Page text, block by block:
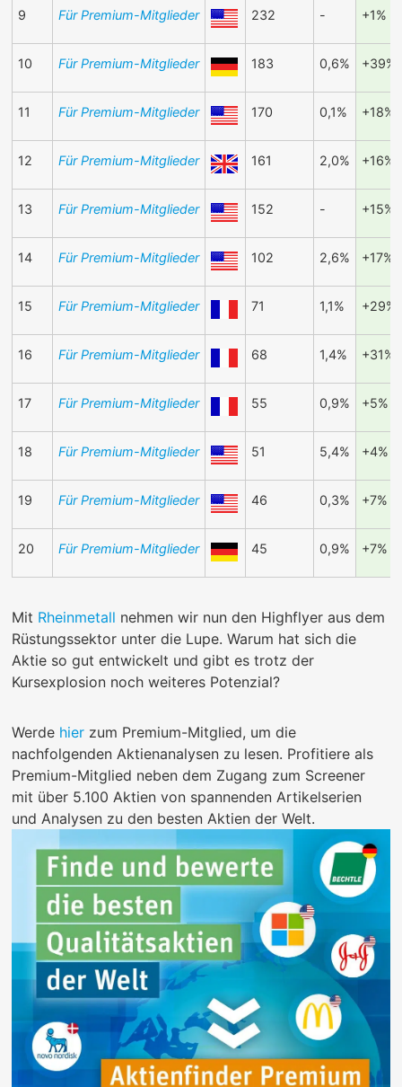
9 Für Premium-Mitglieder 232 - +1%
10 Für Premium-Mitglieder 183 0,6% +39%
11 Für Premium-Mitglieder 170 0,1% +18%
12 Für Premium-Mitglieder 161 2,0% +16%
13 Für Premium-Mitglieder 152 - +15%
14 Für Premium-Mitglieder 102 2,6% +17%
15 Für Premium-Mitglieder 71 1,1% +29%
16 Für Premium-Mitglieder 68 1,4% +31%
17 Für Premium-Mitglieder 55 0,9% +5%
18 Für Premium-Mitglieder 51 5,4% +4%
19 Für Premium-Mitglieder 46 0,3% +7%
20 Für Premium-Mitglieder 45 0,9% +7%
Mit Rheinmetall nehmen wir nun den Highflyer aus dem
Rüstungssektor unter die Lupe. Warum hat sich die
Aktie so gut entwickelt und gibt es trotz der
Kursexplosion noch weiteres Potenzial?
Werde hier zum Premium-Mitglied, um die
nachfolgenden Aktienanalysen zu lesen. Profitiere als
Premium-Mitglied neben dem Zugang zum Screener
mit über 5.100 Aktien von spannenden Artikelserien
und Analysen zu den besten Aktien der Welt.